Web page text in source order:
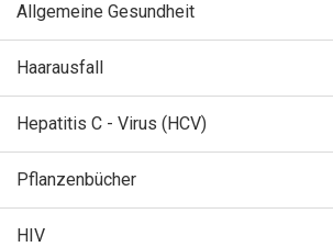
Allgemeine Gesundheit
Haarausfall
Hepatitis C - Virus (HCV)
Pflanzenbücher
HIV